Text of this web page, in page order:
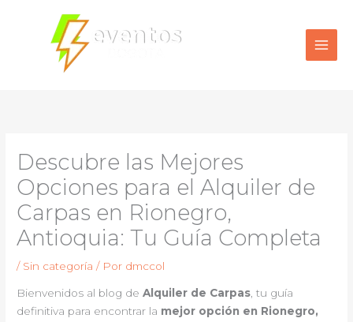
contenido
Descubre las Mejores
Opciones para el Alquiler de
Carpas en Rionegro,
Antioquia: Tu Guía Completa
/ Sin categoría / Por dmccol
Bienvenidos al blog deAlquiler de Carpas, tu guía
definitiva para encontrar la mejor opción en Rionegro,